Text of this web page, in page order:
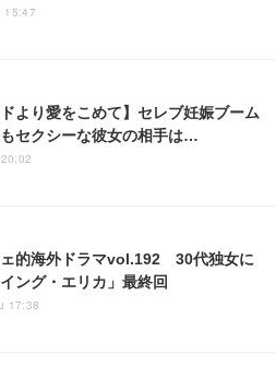
15:47
ドより愛をこめて】セレブ妊娠ブーム
セクシーな彼女の相手は…
ェ的海外ドラマvol.192 30代独女に
ング・エリカ」最終回
17:38